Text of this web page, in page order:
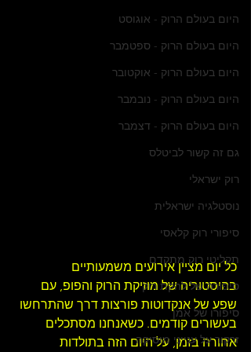
היום בעולם הרוק - אוגוסט
היום בעולם הרוק - ספטמבר
היום בעולם הרוק - אוקטובר
היום בעולם הרוק - נובמבר
היום בעולם הרוק - דצמבר
גם זה קשור לביטלס
רוק ישראלי
נוסטלגיה ישראלית
סיפורי רוק קלאסי
תקליטי רוק מתקדם
סיפורה של להקת רוק
סיפורו של אמן
זרקור על ענייני מוסיקה
כל יום מציין אירועים משמעותיים
בהיסטוריה של מוזיקת הרוק והפופ, עם
שפע של אנקדוטות פורצות דרך שהתרחשו
בעשורים קודמים. כשאנחנו מסתכלים
אחורה בזמן, על היום הזה בתולדות